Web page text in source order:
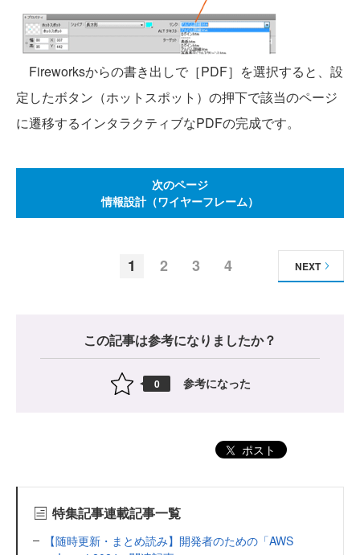
Fireworksからの書き出しで［PDF］を選択すると、設
定したボタン（ホットスポット）の押下で該当のページ
に遷移するインタラクティブなPDFの完成です。
次のページ
情報設計（ワイヤーフレーム）
1 2 3 4 NEXT
この記事は参考になりましたか？
0 参考になった
ポスト
特集記事連載記事一覧
【随時更新・まとめ読み】開発者のための「AWS